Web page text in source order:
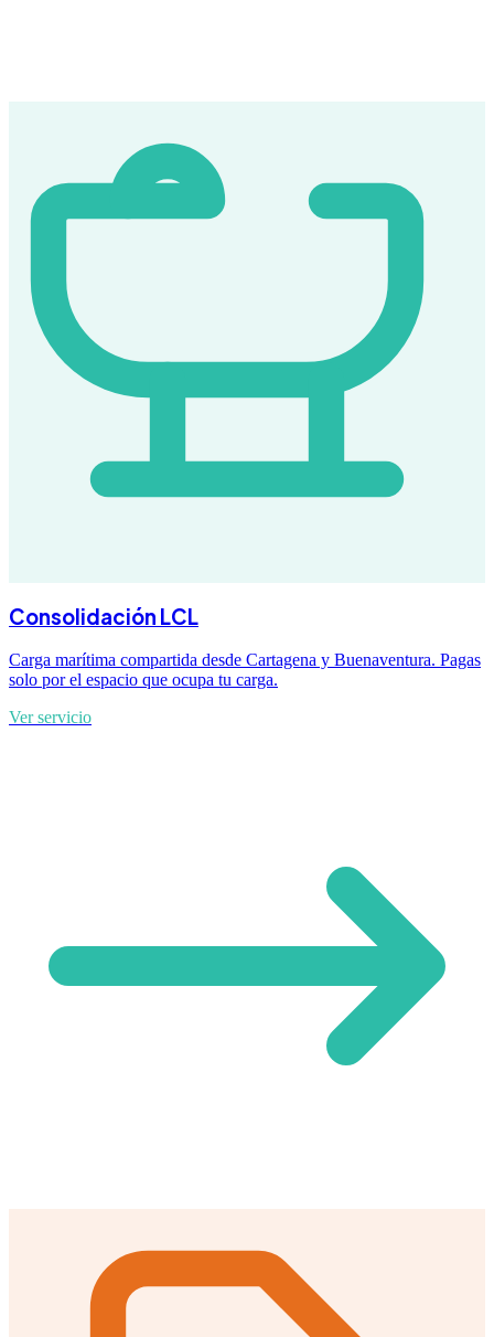
Consolidación LCL
Carga marítima compartida desde Cartagena y Buenaventura. Pagas
solo por el espacio que ocupa tu carga.
Ver servicio